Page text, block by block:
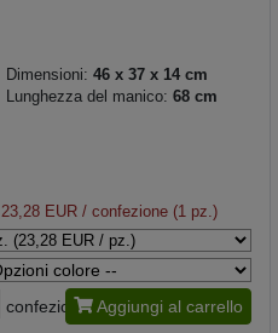
Dimensioni: 46 x 37 x 14 cm
Lunghezza del manico: 68 cm
23,28 EUR/ confezione (1 pz.)
confezione Aggiungi al carrello